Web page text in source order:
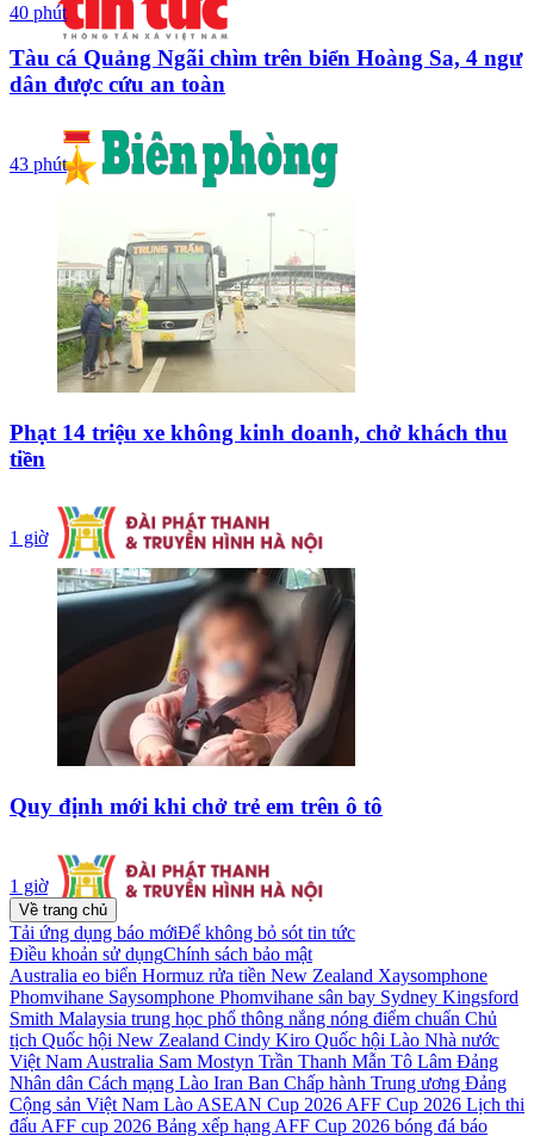
40 phút
Tàu cá Quảng Ngãi chìm trên biển Hoàng Sa, 4 ngư
dân được cứu an toàn
43 phút
Phạt 14 triệu xe không kinh doanh, chở khách thu
tiền
1 giờ
Quy định mới khi chở trẻ em trên ô tô
1 giờ
Về trang chủ
Tải ứng dụng báo mớiĐể không bỏ sót tin tức
Điều khoản sử dụngChính sách bảo mật
Australia eo biển Hormuz rửa tiền New Zealand Xaysomphone
Phomvihane Saysomphone Phomvihane sân bay Sydney Kingsford
Smith Malaysia trung học phổ thông nắng nóng điểm chuẩn Chủ
tịch Quốc hội New Zealand Cindy Kiro Quốc hội Lào Nhà nước
Việt Nam Australia Sam Mostyn Trần Thanh Mẫn Tô Lâm Đảng
Nhân dân Cách mạng Lào Iran Ban Chấp hành Trung ương Đảng
Cộng sản Việt Nam Lào ASEAN Cup 2026 AFF Cup 2026 Lịch thi
đấu AFF cup 2026 Bảng xếp hạng AFF Cup 2026 bóng đá báo